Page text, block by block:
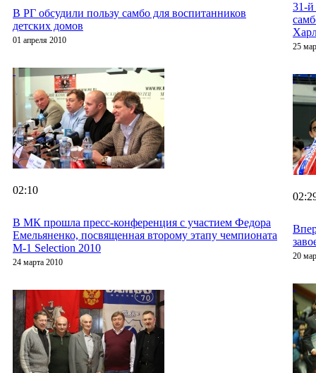
В РГ обсудили пользу самбо для воспитанников
детских домов
01 апреля 2010
31-
25
02:10
В МК прошла пресс-конференция с участием Федора
Емельяненко, посвященная второму этапу чемпионата
M-1 Selection 2010
24 марта 2010
20